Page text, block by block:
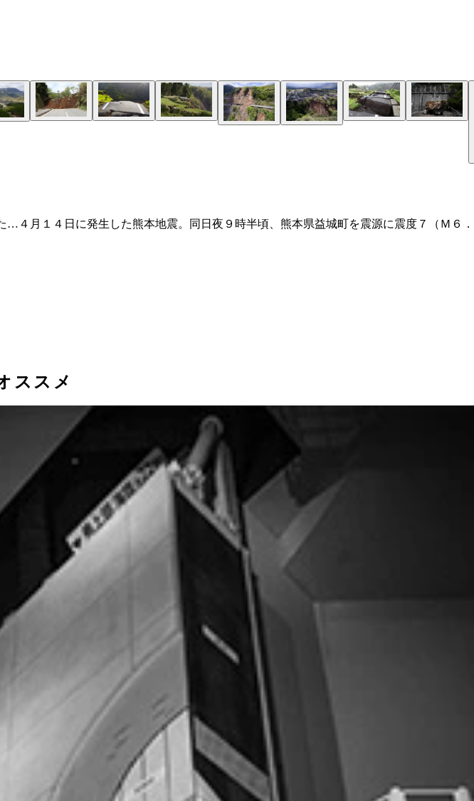
てしまった…
いたとも指摘されている
してしまった…
へと落下している
な落石が直撃していた
４月１４日に発生した熊本地震。同日夜９時半頃、熊本県益城町を震源に震度７（Ｍ６．
ススメ